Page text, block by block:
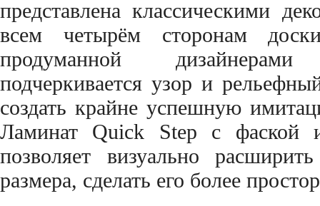
представлена классическими
всем четырём сторонам
продуманной
подчеркивается узор и
создать крайне успешную
Ламинат Quick Step с фаской
позволяет визуально
размера, сделать его более